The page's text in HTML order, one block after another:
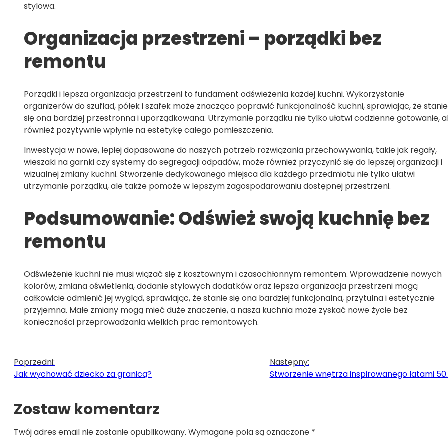
stylowa.
Organizacja przestrzeni – porządki bez
remontu
Porządki i lepsza organizacja przestrzeni to fundament odświeżenia każdej kuchni. Wykorzystanie
organizerów do szuflad, półek i szafek może znacząco poprawić funkcjonalność kuchni, sprawiając, że stanie
się ona bardziej przestronna i uporządkowana. Utrzymanie porządku nie tylko ułatwi codzienne gotowanie,
również pozytywnie wpłynie na estetykę całego pomieszczenia.
Inwestycja w nowe, lepiej dopasowane do naszych potrzeb rozwiązania przechowywania, takie jak regały,
wieszaki na garnki czy systemy do segregacji odpadów, może również przyczynić się do lepszej organizacji i
wizualnej zmiany kuchni. Stworzenie dedykowanego miejsca dla każdego przedmiotu nie tylko ułatwi
utrzymanie porządku, ale także pomoże w lepszym zagospodarowaniu dostępnej przestrzeni.
Podsumowanie: Odśwież swoją kuchnię bez
remontu
Odświeżenie kuchni nie musi wiązać się z kosztownym i czasochłonnym remontem. Wprowadzenie nowych
kolorów, zmiana oświetlenia, dodanie stylowych dodatków oraz lepsza organizacja przestrzeni mogą
całkowicie odmienić jej wygląd, sprawiając, że stanie się ona bardziej funkcjonalna, przytulna i estetycznie
przyjemna. Małe zmiany mogą mieć duże znaczenie, a nasza kuchnia może zyskać nowe życie bez
konieczności przeprowadzania wielkich prac remontowych.
Poprzedni:
Jak wychować dziecko za granicą?
Następny:
Stworzenie wnętrza inspirowanego latami
Zostaw komentarz
Twój adres email nie zostanie opublikowany. Wymagane pola są oznaczone *